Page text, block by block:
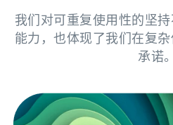
我们对可重复使用性的坚
能力，也体现了我们在复
承诺。